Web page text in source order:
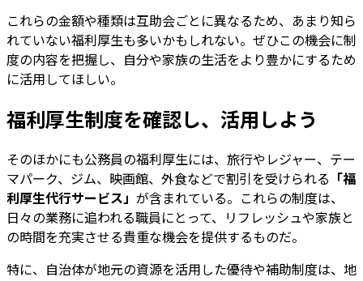
これらの金額や種類は互助会ごとに異なるため、あまり知ら
れていない福利厚生も多いかもしれない。ぜひこの機会に制
度の内容を把握し、自分や家族の生活をより豊かにするため
に活用してほしい。
福利厚生制度を確認し、活用しよう
そのほかにも公務員の福利厚生には、旅行やレジャー、テー
マパーク、ジム、映画館、外食などで割引を受けられる 「福
利厚生代行サービス」 が含まれている。これらの制度は、
日々の業務に追われる職員にとって、リフレッシュや家族と
の時間を充実させる貴重な機会を提供するものだ。
特に、自治体が地元の資源を活用した優待や補助制度は、地